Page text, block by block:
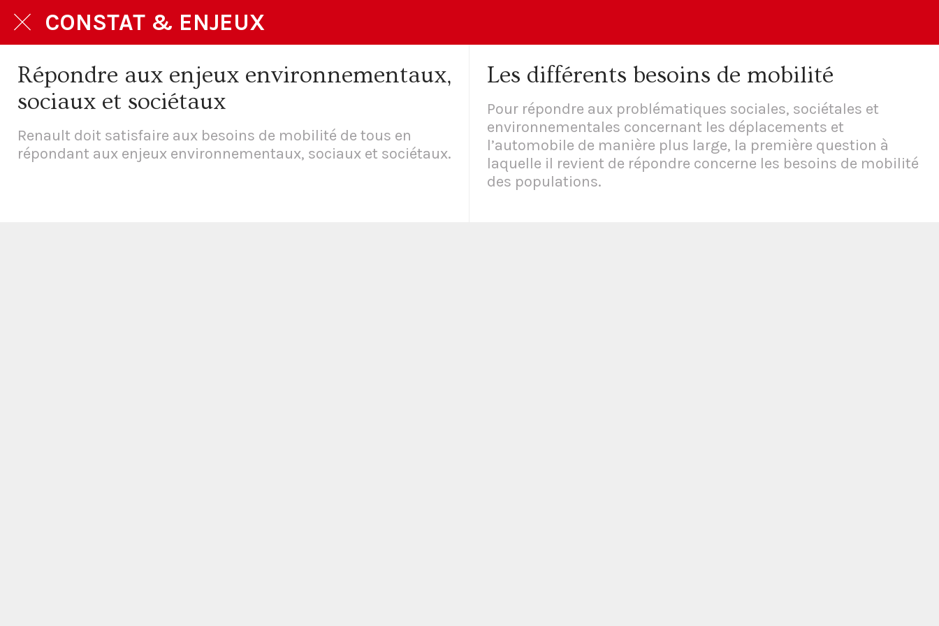
CONSTAT & ENJEUX
Répondre aux enjeux environnementaux,
sociaux et sociétaux
Renault doit satisfaire aux besoins de mobilité de tous en
répondant aux enjeux environnementaux, sociaux et sociétaux.
Les différents besoins de mobilité
Pour répondre aux problématiques sociales, sociétales et
environnementales concernant les déplacements et
l’automobile de manière plus large, la première question à
laquelle il revient de répondre concerne les besoins de mobilité
des populations.